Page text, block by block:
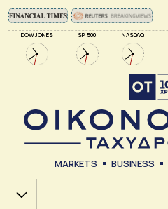
DOW JONES SP 500 NASDAQ
MARKETS BUSINESS
Χ.Α.